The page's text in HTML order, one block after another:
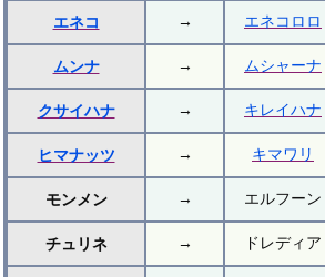
エネコ → エネコロロ
ムンナ → ムシャーナ
クサイハナ → キレイハナ
ヒマナッツ → キマワリ
モンメン → エルフーン
チュリネ → ドレディア